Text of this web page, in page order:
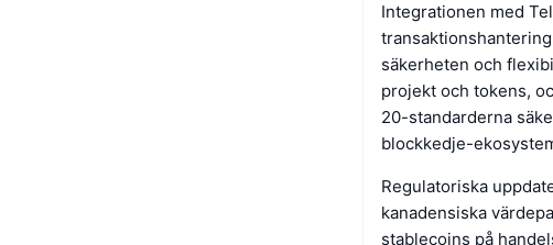
Integrationen med
säkerheten och
projekt och tokens,
20-standarderna
blockkedje-
Regulatoriska
kanadensiska
stablecoins på